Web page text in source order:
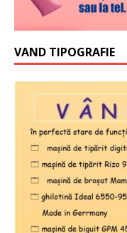
VAND TIPOGRAFIE